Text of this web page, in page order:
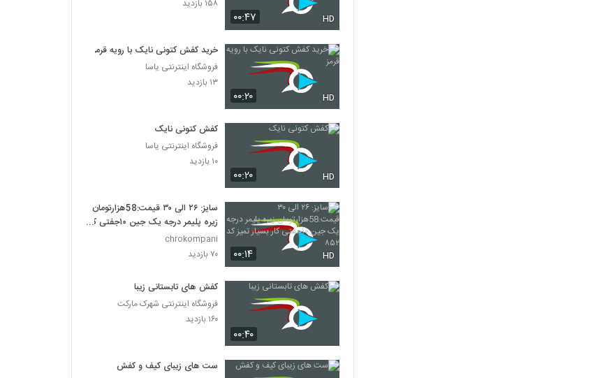
۰۰:۴۷ HD
۱۵۸ بازدید
۰۰:۲۰ HD
خرید کفش کتونی نایک با رویه قرمز
فروشگاه اینترنتی یاسا
۱۳ بازدید
۰۰:۲۰ HD
کفش کتونی نایک
فروشگاه اینترنتی یاسا
۱۰ بازدید
۰۰:۱۴ HD
سایز: ۲۶ الی ۳۰ قیمت:58هزارتومان
زیره پلیمر درجه یک جین ۱۰جفتی کار
بسیار تمیز کد ۸۵۲
chrokompani
۷۰ بازدید
۰۰:۴۰
کفش های تابستانی زیبا
فروشگاه اینترنتی شهرک مارکت
۱۶۰ بازدید
ست های زیبای کیف و کفش